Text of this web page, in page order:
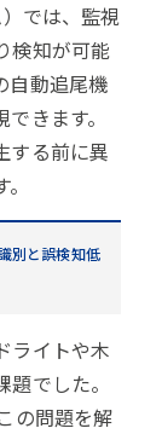
では、監視
検知が可能
自動追尾機
きます。
する前に異
別と誤検知低
ライトや木
でした。
の問題を解